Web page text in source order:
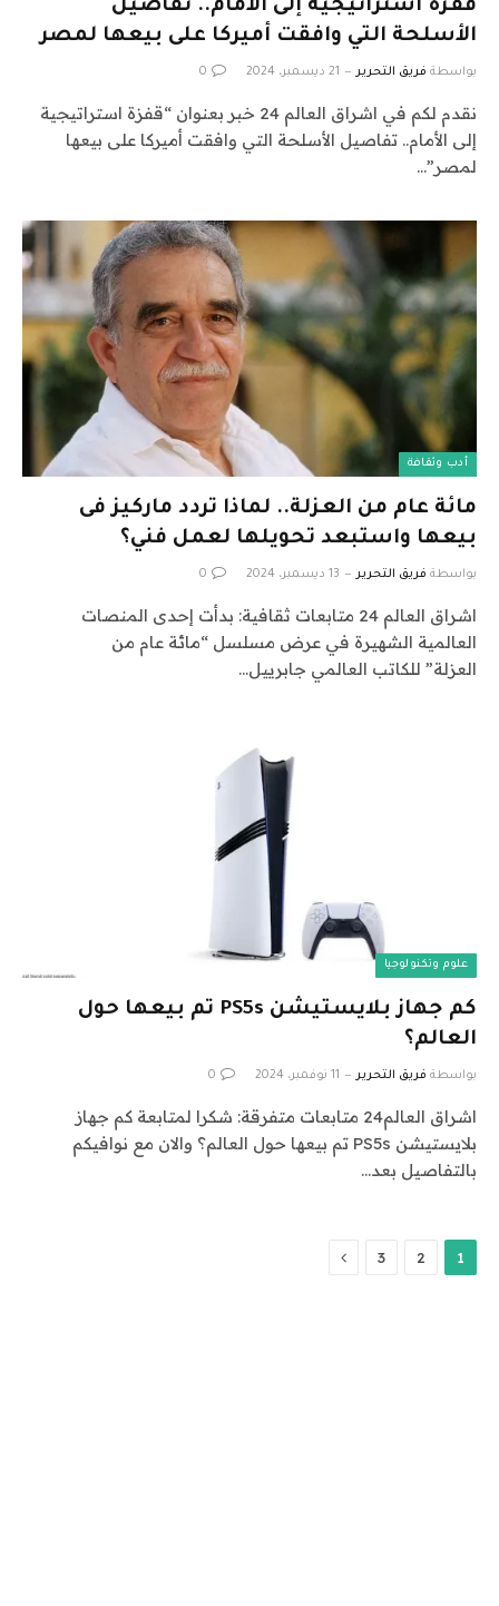
قفزة استراتيجية إلى الأمام.. تفاصيل
الأسلحة التي وافقت أميركا على بيعها لمصر
بواسطة فريق التحرير 21 ديسمبر، 2024 0
نقدم لكم في اشراق العالم 24 خبر بعنوان “قفزة استراتيجية
إلى الأمام.. تفاصيل الأسلحة التي وافقت أميركا على بيعها
لمصر”…
أدب وثقافة
مائة عام من العزلة.. لماذا تردد ماركيز فى
بيعها واستبعد تحويلها لعمل فني؟
بواسطة فريق التحرير 13 ديسمبر، 2024 0
اشراق العالم 24 متابعات ثقافية: بدأت إحدى المنصات
العالمية الشهيرة في عرض مسلسل “مائة عام من
العزلة” للكاتب العالمي جابرييل…
علوم وتكنولوجيا
كم جهاز بلايستيشن PS5s تم بيعها حول
العالم؟
بواسطة فريق التحرير 11 نوفمبر، 2024 0
اشراق العالم24 متابعات متفرقة: شكرا لمتابعة كم جهاز
بلايستيشن PS5s تم بيعها حول العالم؟ والان مع نوافيكم
بالتفاصيل بعد…
1
2
3 التالي